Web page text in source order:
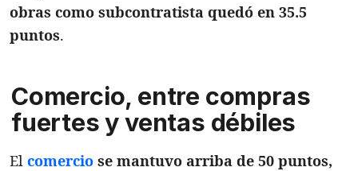
obras como subcontratista quedó en 35.5
puntos.
Comercio, entre compras
fuertes y ventas débiles
El comercio se mantuvo arriba de 50 puntos,